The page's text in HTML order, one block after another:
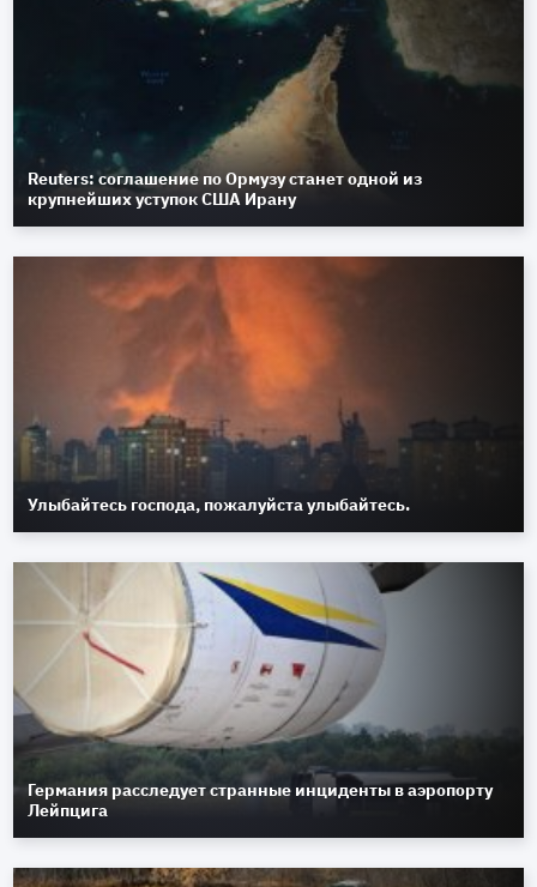
Reuters: соглашение по Ормузу станет одной из
крупнейших уступок США Ирану
Улыбайтесь господа, пожалуйста улыбайтесь.
Германия расследует странные инциденты в аэропорту
Лейпцига